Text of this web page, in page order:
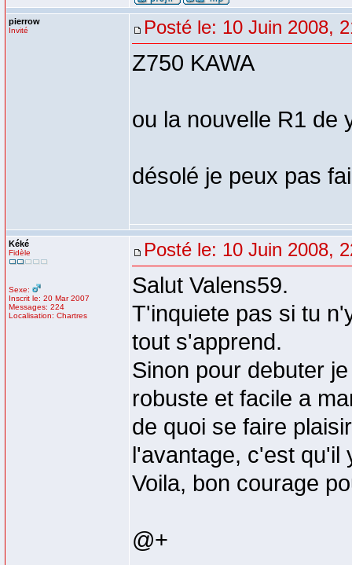
pierrow
Invité Posté le: 10 Juin 2008,
Z750 KAWA
ou la nouvelle R1 de
désolé je peux pas
Kéké
Fidèle
Sexe:
Inscrit le: 20 Mar 2007
Messages: 224
Localisation: Chartres
Posté le: 10 Juin 2008,
Salut Valens59.
T'inquiete pas si tu
tout s'apprend.
Sinon pour debuter
robuste et facile a
de quoi se faire
l'avantage, c'est
Voila, bon courage
@+